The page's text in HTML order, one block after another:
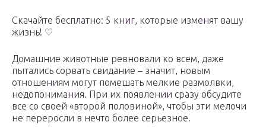
Скачайте бесплатно: 5 книг, которые изменят вашу
жизнь! ♡
Домашние животные ревновали ко всем, даже
пытались сорвать свидание – значит, новым
отношениям могут помешать мелкие размолвки,
недопонимания. При их появлении сразу обсудите
все со своей «второй половиной», чтобы эти мелочи
не переросли в нечто более серьезное.